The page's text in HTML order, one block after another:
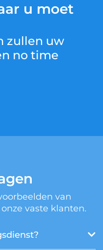
u moet
zullen uw
no time
van
vaste klanten.